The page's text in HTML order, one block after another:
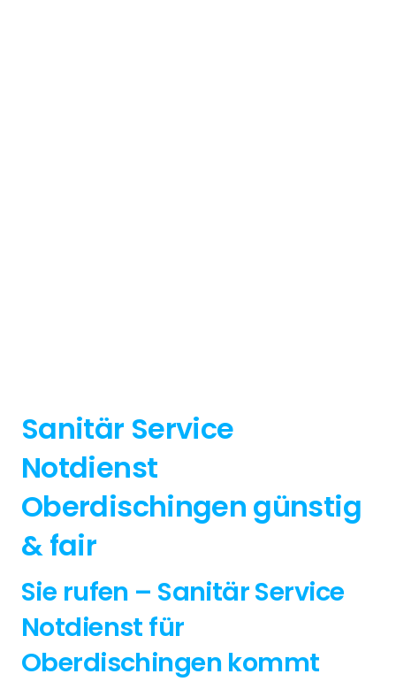
Sanitär Service
Notdienst
Oberdischingen günstig
& fair
Sie rufen – Sanitär Service
Notdienst für
Oberdischingen kommt